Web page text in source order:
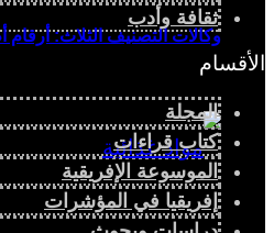
وكالات التصنيف الثلاث: أرقام
ثقافة وأدب
الأقسام
المجلة
كتاب قراءات
الموسوعة الإفريقية
إفريقيا في المؤشرات